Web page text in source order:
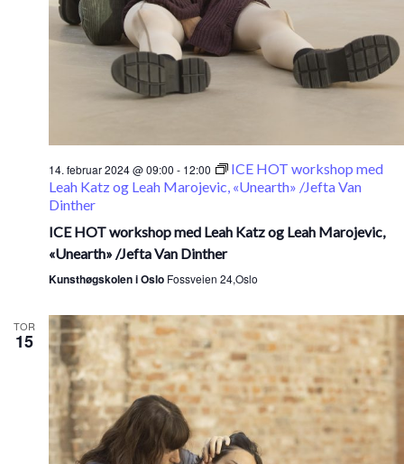
14. februar 2024 @ 09:00 - 12:00
ICE HOT workshop med
Leah Katz og Leah Marojevic, «Unearth» /Jefta Van
Dinther
ICE HOT workshop med Leah Katz og Leah Marojevic,
«Unearth» /Jefta Van Dinther
Kunsthøgskolen i Oslo Fossveien 24,Oslo
TOR
15